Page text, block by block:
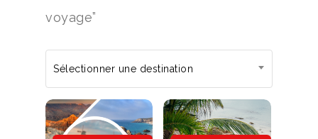
voyage”
Sélectionner une destination